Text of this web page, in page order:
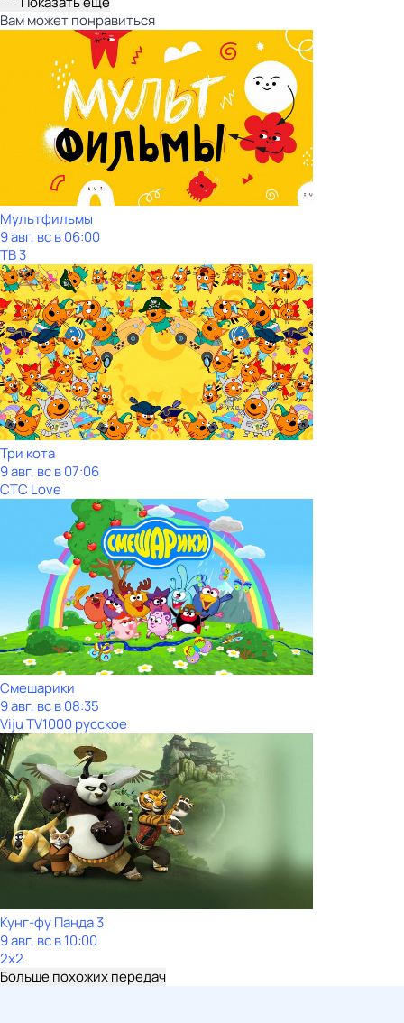
Вам может понравиться
Мультфильмы
9 авг, вс в 06:00
ТВ 3
Три кота
9 авг, вс в 07:06
СТС Love
Смешарики
9 авг, вс в 08:35
Viju TV1000 русское
Кунг-фу Панда 3
9 авг, вс в 10:00
2x2
Больше похожих передач